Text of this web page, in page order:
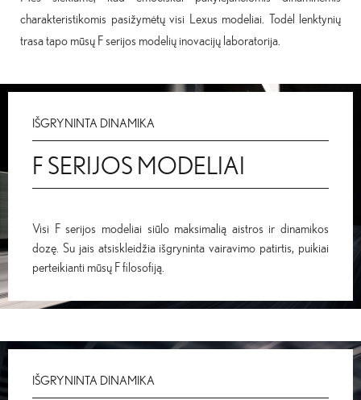
charakteristikomis pasižymėtų visi Lexus modeliai. Todėl lenktynių
trasa tapo mūsų F serijos modelių inovacijų laboratorija.
IŠGRYNINTA DINAMIKA
F SERIJOS MODELIAI
Visi F serijos modeliai siūlo maksimalią aistros ir dinamikos
dozę. Su jais atsiskleidžia išgryninta vairavimo patirtis, puikiai
perteikianti mūsų F filosofiją.
IŠGRYNINTA DINAMIKA